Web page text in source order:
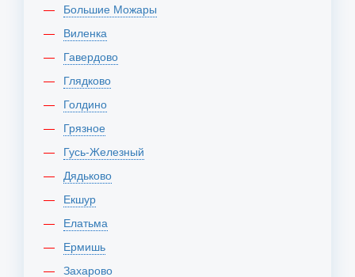
Большие Можары
Виленка
Гавердово
Глядково
Голдино
Грязное
Гусь-Железный
Дядьково
Екшур
Елатьма
Ермишь
Захарово